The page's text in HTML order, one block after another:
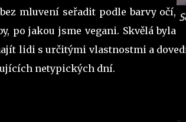
mluvení seřadit podle barvy očí,
po jakou jsme vegani. Skvělá byla
lidi s určitými vlastnostmi a
netypických dní.